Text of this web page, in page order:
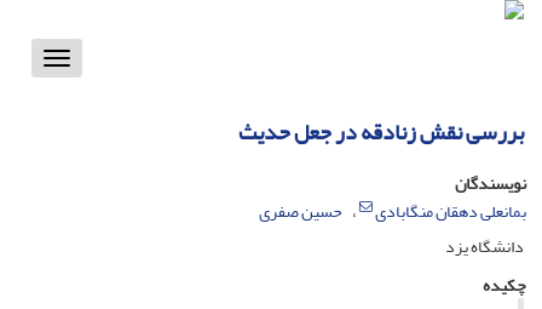
Toggle
بررسی نقش زنادقه در جعل حدیث
نویسندگان
بمانعلی دهقان منگابادی
حسین صفری
دانشگاه یزد
چکیده